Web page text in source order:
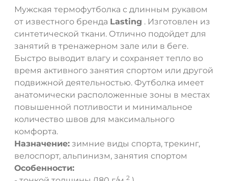
Мужская термофутболка с длинным рукавом
от известного бренда Lasting . Изготовлен из
синтетической ткани. Отлично подойдет для
занятий в тренажерном зале или в беге.
Быстро выводит влагу и сохраняет тепло во
время активного занятия спортом или другой
подвижной деятельностью. Футболка имеет
анатомически расположенные зоны в местах
повышенной потливости и минимальное
количество швов для максимального
комфорта.
Назначение: зимние виды спорта, трекинг,
велоспорт, альпинизм, занятия спортом
Особенности:
2